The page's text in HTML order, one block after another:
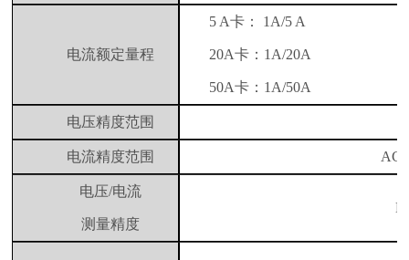
电流额定量程
5 A卡： 1A/5 A
20A卡： 1A/20A
50A卡： 1A/50A
电压精度范围
电流精度范围 AC/
电压/电流
测量精度